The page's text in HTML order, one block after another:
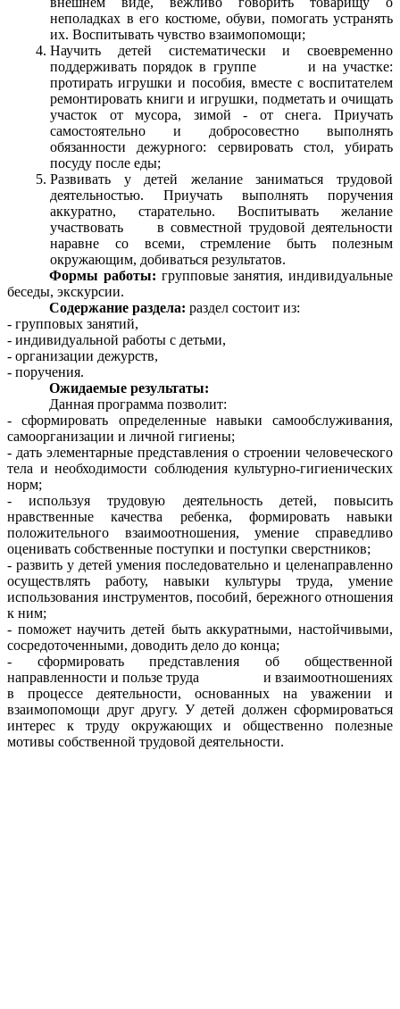
неполадках в его костюме, обуви, помогать устранять
их. Воспитывать чувство взаимопомощи;
Научить детей систематически и своевременно
поддерживать порядок в группе и на участке:
протирать игрушки и пособия, вместе с воспитателем
ремонтировать книги и игрушки, подметать и очищать
участок от мусора, зимой - от снега. Приучать
самостоятельно и добросовестно выполнять
обязанности дежурного: сервировать стол, убирать
посуду после еды;
Развивать у детей желание заниматься трудовой
деятельностью. Приучать выполнять поручения
аккуратно, старательно. Воспитывать желание
участвовать в совместной трудовой деятельности
наравне со всеми, стремление быть полезным
окружающим, добиваться результатов.
Формы работы: групповые занятия, индивидуальные
беседы, экскурсии.
Содержание раздела:раздел состоит из:
- групповых занятий,
- индивидуальной работы с детьми,
- организации дежурств,
- поручения.
Ожидаемые результаты:
Данная программа позволит:
- сформировать определенные навыки самообслуживания,
самоорганизации и личной гигиены;
- дать элементарные представления о строении человеческого
тела и необходимости соблюдения культурно-гигиенических
норм;
- используя трудовую деятельность детей, повысить
нравственные качества ребенка, формировать навыки
положительного взаимоотношения, умение справедливо
оценивать собственные поступки и поступки сверстников;
- развить у детей умения последовательно и целенаправленно
осуществлять работу, навыки культуры труда, умение
использования инструментов, пособий, бережного отношения
к ним;
- поможет научить детей быть аккуратными, настойчивыми,
сосредоточенными, доводить дело до конца;
- сформировать представления об общественной
направленности и пользе труда и взаимоотношениях
в процессе деятельности, основанных на уважении и
взаимопомощи друг другу. У детей должен сформироваться
интерес к труду окружающих и общественно полезные
мотивы собственной трудовой деятельности.